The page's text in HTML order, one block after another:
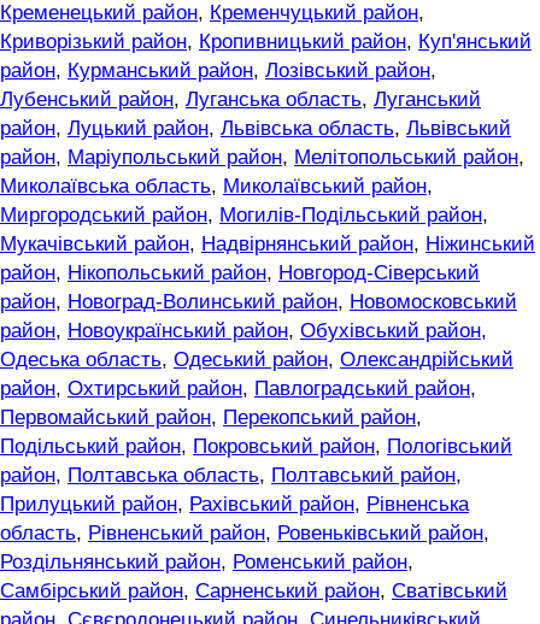
Кременецький район, Кременчуцький район,
Криворізький район, Кропивницький район, Куп'янський
район, Курманський район, Лозівський район,
Лубенський район, Луганська область, Луганський
район, Луцький район, Львівська область, Львівський
район, Маріупольський район, Мелітопольський район,
Миколаївська область, Миколаївський район,
Миргородський район, Могилів-Подільський район,
Мукачівський район, Надвірнянський район, Ніжинський
район, Нікопольський район, Новгород-Сіверський
район, Новоград-Волинський район, Новомосковський
район, Новоукраїнський район, Обухівський район,
Одеська область, Одеський район, Олександрійський
район, Охтирський район, Павлоградський район,
Первомайський район, Перекопський район,
Подільський район, Покровський район, Пологівський
район, Полтавська область, Полтавський район,
Прилуцький район, Рахівський район, Рівненська
область, Рівненський район, Ровеньківський район,
Роздільнянський район, Роменський район,
Самбірський район, Сарненський район, Сватівський